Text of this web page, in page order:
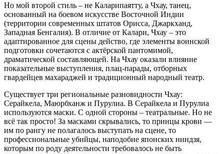
Но мой второй стиль – не Каларипаятту, а Чхау, танец,
основанный на боевом искусстве Восточной Индии
(территории современных штатов Орисса, Джаркханд,
Западная Бенгалия). В отличие от Калари, Чхау – это
адаптированное для сцены действо, где элементы воинской
подготовки сочетаются с актёрской пантомимой,
драматической составляющей. На Чхау оказали влияние
показательные выступления, плац-парады, отборных
гвардейцев махараджей и традиционный народный театр.
Существует три региональные разновидности Чхау:
Серайкела, Маюрбханж и Пурулиа. В Серайкела и Пурулиа
используются маски. С одной стороны – театральные. Но не
всё так просто! За масками скрывались, то принцы крови —
им по рангу не полагалось выступать на сцене, то
профессиональные убийцы, наподобие японских ниндзя,
которым по роду деятельности требовалось не быть